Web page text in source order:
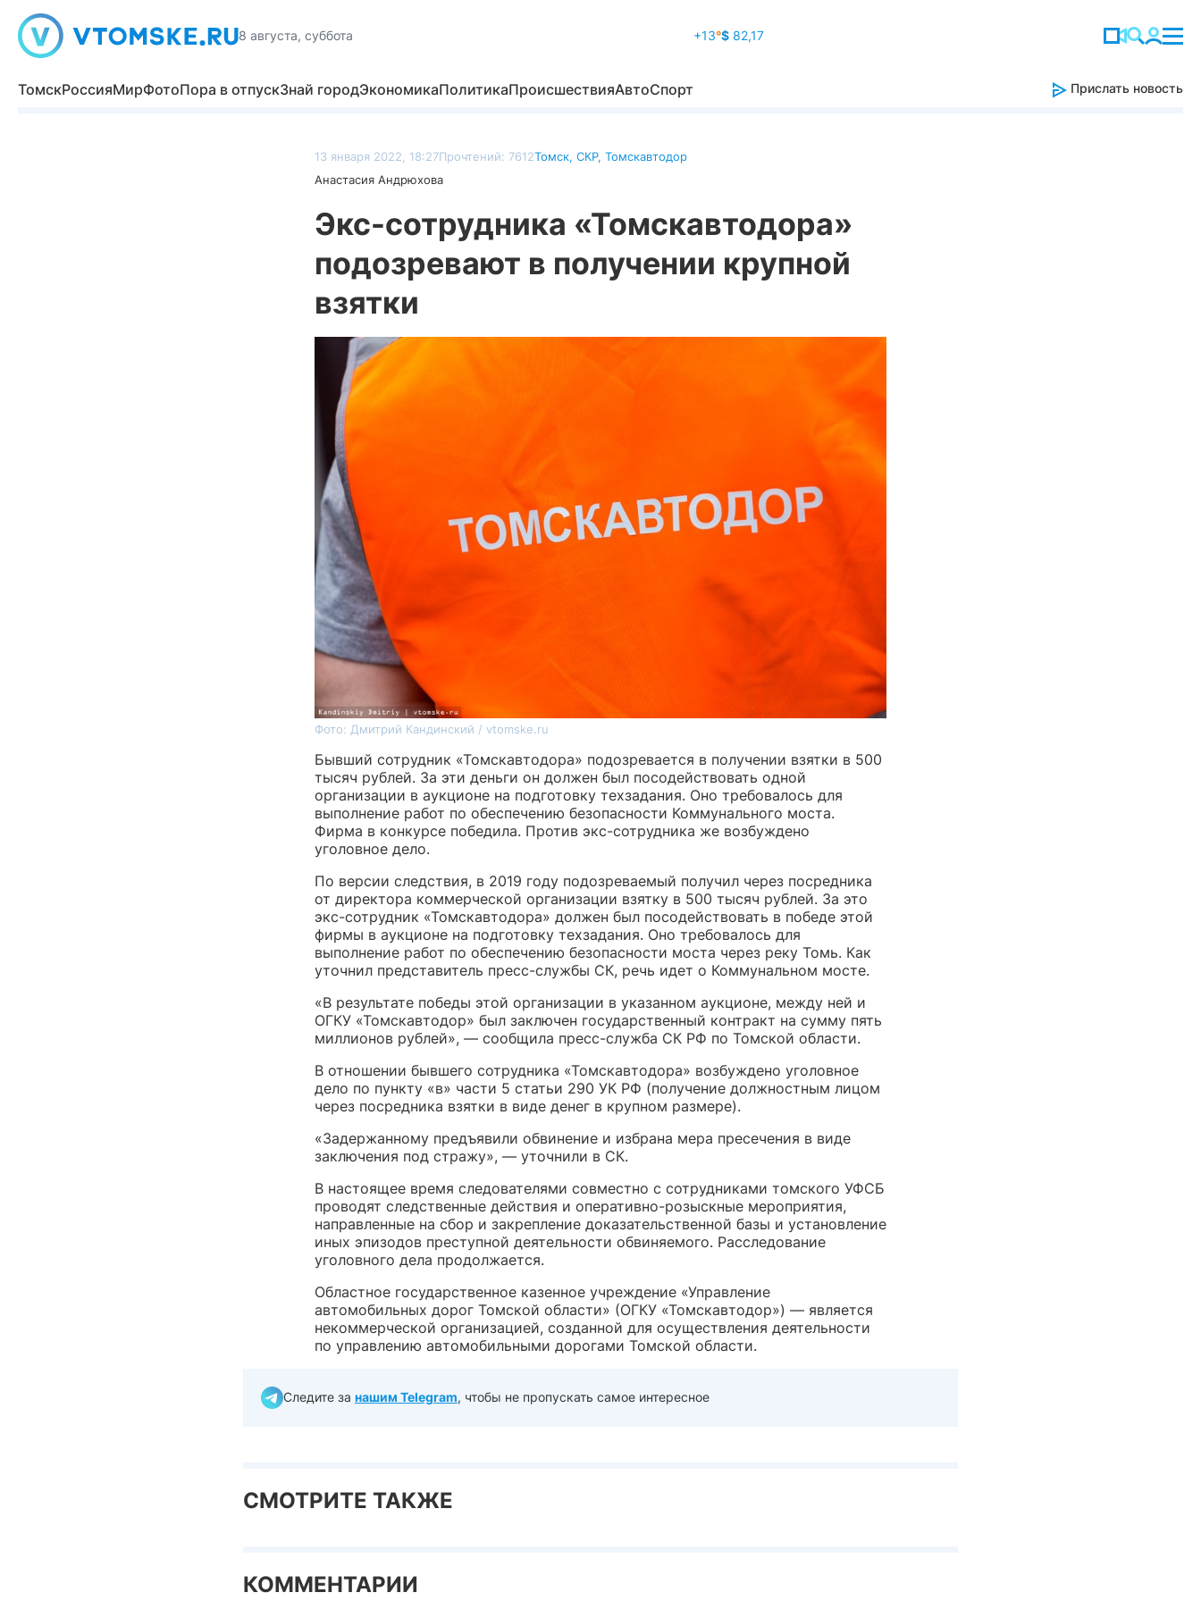
8 августа, суббота +13°$82,17
ТомскРоссияМирФотоПора в отпускЗнай городЭкономикаПолитикаПроисшествияАвтоСпорт Прислать новость
13 января 2022, 18:27Прочтений: 7612Томск, СКР, Томскавтодор
Анастасия Андрюхова
Экс-сотрудника «Томскавтодора»
подозревают в получении крупной
взятки
Фото: Дмитрий Кандинский / vtomske.ru
Бывший сотрудник «Томскавтодора» подозревается в получении взятки в 500
тысяч рублей. За эти деньги он должен был посодействовать одной
организации в аукционе на подготовку техзадания. Оно требовалось для
выполнение работ по обеспечению безопасности Коммунального моста.
Фирма в конкурсе победила. Против экс-сотрудника же возбуждено
уголовное дело.
По версии следствия, в 2019 году подозреваемый получил через посредника
от директора коммерческой организации взятку в 500 тысяч рублей. За это
экс-сотрудник «Томскавтодора» должен был посодействовать в победе этой
фирмы в аукционе на подготовку техзадания. Оно требовалось для
выполнение работ по обеспечению безопасности моста через реку Томь. Как
уточнил представитель пресс-службы СК, речь идет о Коммунальном мосте.
«В результате победы этой организации в указанном аукционе, между ней и
ОГКУ «Томскавтодор» был заключен государственный контракт на сумму пять
миллионов рублей», — сообщила пресс-служба СК РФ по Томской области.
В отношении бывшего сотрудника «Томскавтодора» возбуждено уголовное
дело по пункту «в» части 5 статьи 290 УК РФ (получение должностным лицом
через посредника взятки в виде денег в крупном размере).
«Задержанному предъявили обвинение и избрана мера пресечения в виде
заключения под стражу», — уточнили в СК.
В настоящее время следователями совместно с сотрудниками томского УФСБ
проводят следственные действия и оперативно-розыскные мероприятия,
направленные на сбор и закрепление доказательственной базы и установление
иных эпизодов преступной деятельности обвиняемого. Расследование
уголовного дела продолжается.
Областное государственное казенное учреждение «Управление
автомобильных дорог Томской области» (ОГКУ «Томскавтодор») — является
некоммерческой организацией, созданной для осуществления деятельности
по управлению автомобильными дорогами Томской области.
Следите за нашим Telegram, чтобы не пропускать самое интересное
СМОТРИТЕ ТАКЖЕ
КОММЕНТАРИИ